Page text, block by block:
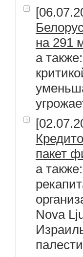
на 291
а
пакет
а
Nova